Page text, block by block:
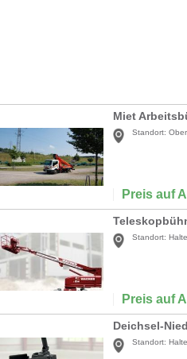
Miet
Standort:
Preis auf
Standort:
Preis auf
Deichsel-
Standort: